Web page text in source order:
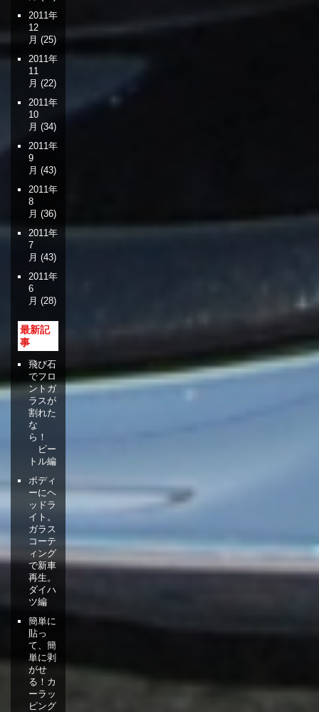
2011年
12
月 (25)
2011年
11
月 (22)
2011年
10
月 (34)
2011年
9
月 (43)
2011年
8
月 (36)
2011年
7
月 (43)
2011年
6
月 (28)
最新記
事
飛び石
でフロ
ントガ
ラスが
割れた
な
ら！
ビー
トル編
ボディ
ーにヘ
ッドラ
イト。
ガラス
コーテ
ィング
で新車
再生。
ダイハ
ツ編
簡単に
貼っ
て、簡
単に剥
がせ
る！カ
ーラッ
ピング